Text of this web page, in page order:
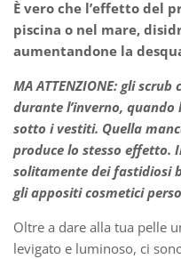
È vero che l’effetto del
piscina o nel mare,
aumentandone la
MA ATTENZIONE: gli scrub
durante l’inverno,
sotto i vestiti. Quella
produce lo stesso effetto.
solitamente dei fastidiosi
gli appositi cosmetici
Oltre a dare alla tua pelle
levigato e luminoso, ci